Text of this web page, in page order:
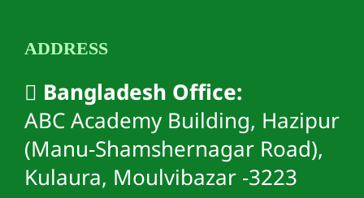
ADDRESS
Bangladesh Office:
ABC Academy Building, Hazipur
(Manu-Shamshernagar Road),
Kulaura, Moulvibazar -3223